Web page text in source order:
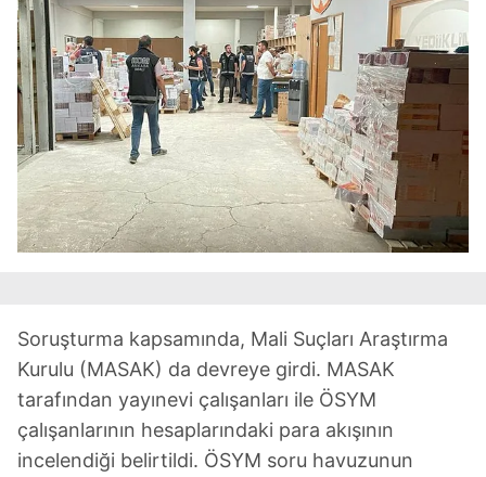
Soruşturma kapsamında, Mali Suçları Araştırma
Kurulu (MASAK) da devreye girdi. MASAK
tarafından yayınevi çalışanları ile ÖSYM
çalışanlarının hesaplarındaki para akışının
incelendiği belirtildi. ÖSYM soru havuzunun